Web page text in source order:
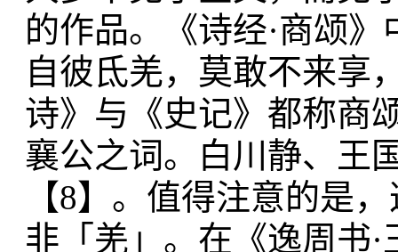
的作品。《诗经·商颂
自彼氐羌，莫敢不来享
诗》与《史记》都称商
襄公之词。白川静、王
【8】。值得注意的是
非「羌」。在《逸周书